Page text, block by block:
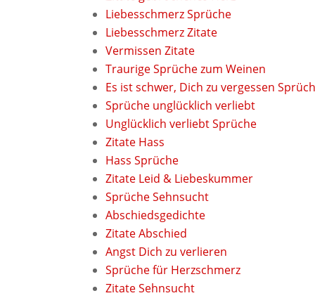
Liebesschmerz Sprüche
Liebesschmerz Zitate
Vermissen Zitate
Traurige Sprüche zum Weinen
Es ist schwer, Dich zu vergessen
Sprüche unglücklich verliebt
Unglücklich verliebt Sprüche
Zitate Hass
Hass Sprüche
Zitate Leid & Liebeskummer
Sprüche Sehnsucht
Abschiedsgedichte
Zitate Abschied
Angst Dich zu verlieren
Sprüche für Herzschmerz
Zitate Sehnsucht